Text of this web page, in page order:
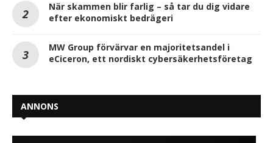
När skammen blir farlig – så tar du dig vidare
efter ekonomiskt bedrägeri
MW Group förvärvar en majoritetsandel i
eCiceron, ett nordiskt cybersäkerhetsföretag
ANNONS